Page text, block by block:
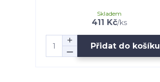
411 Kč/ks
Skladem
Přidat do košíku